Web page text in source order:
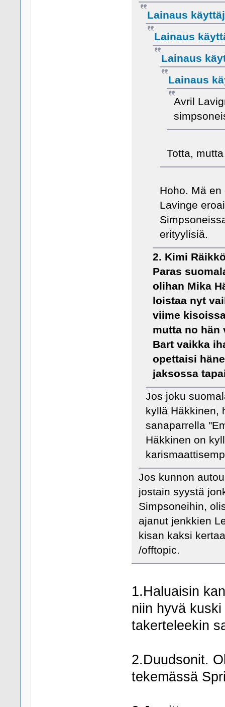
Lainaus
Lainaus
Lainaus
Lainaus
Avril
Totta,
Hoho. Mä
Lavinge
erityylisiä.
2. Kimi
Paras
olihan Mika
loistaa nyt
viime
mutta no hän
Bart vaikka
opettaisi
jaksossa
Jos joku
kyllä Häkkinen,
sanaparrella
Häkkinen on
Jos kunnon
jostain syystä
Simpsoneihin,
ajanut jenkkien
kisan kaksi
/offtopic.
1.Haluaisin
niin hyvä
takerteleekin
2.Duudsonit.
tekemässä